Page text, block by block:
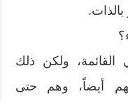
القائمة، ولكن ذلك
أيضاً، وهم حتى